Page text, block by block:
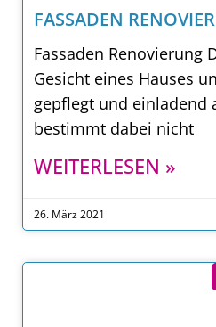
FASSADEN
Fassaden Renovierung
Gesicht eines Hauses
gepflegt und einladend
bestimmt dabei nicht
WEITERLESEN »
26. März 2021